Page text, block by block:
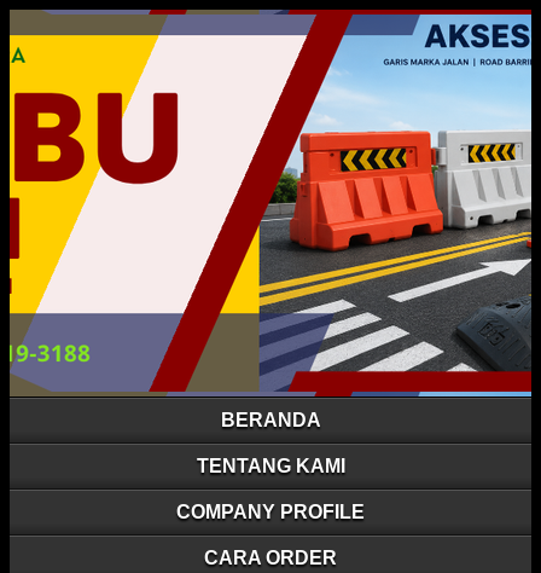
BERANDA
TENTANG KAMI
COMPANY PROFILE
CARA ORDER